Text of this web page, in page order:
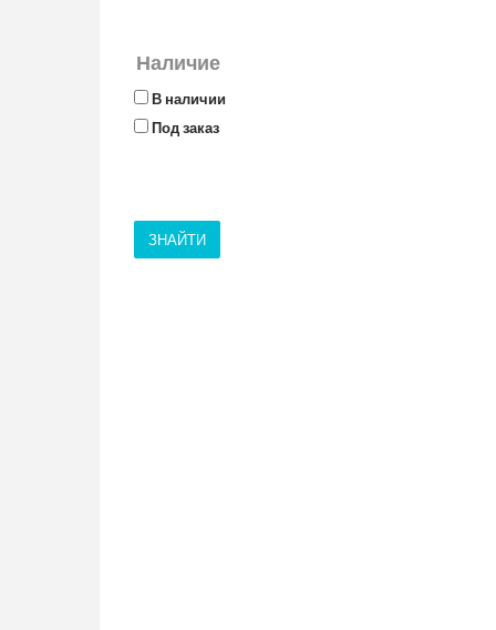
Наличие
В наличии
Под заказ